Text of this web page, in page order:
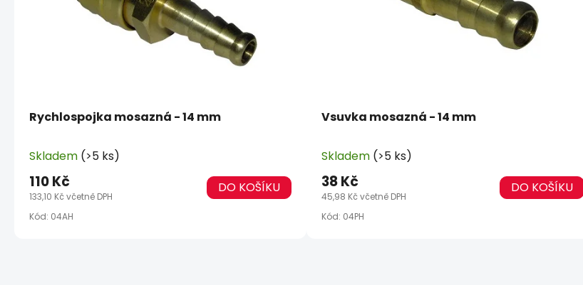
Rychlospojka mosazná - 14 mm
Skladem (>5 ks)
133,10 Kč včetně DPH
110 Kč DO KOŠÍKU
Kód: 04AH
Vsuvka mosazná - 14 mm
Skladem (>5 ks)
45,98 Kč včetně DPH
38 Kč DO KOŠÍKU
Kód: 04PH